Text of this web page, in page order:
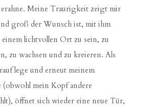
erahne. Meine Traurigkeit zeigt mir
groß der Wunsch ist, mit ihm
einem lichtvollen Ort zu sein, zu
zu wachsen und zu kreieren. Als
lege und erneut meinem
mein Kopf andere
öffnet sich wieder eine neue Tür,